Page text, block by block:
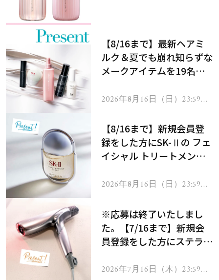
【8/16まで】最新ヘアミ
ルク＆夏でも崩れ知らずな
メークアイテムを19名様
2026年8月16日（日）23:59ま
【8/16まで】新規会員登
録をした方にSK-Ⅱの フェ
イシャル トリートメント
2026年8月16日（日）23:59ま
※応募は終了いたしまし
た。【7/16まで】新規会
員登録をした方にステラボ
ヘアドライヤー ジュエル
2026年7月16日（木）23:59ま